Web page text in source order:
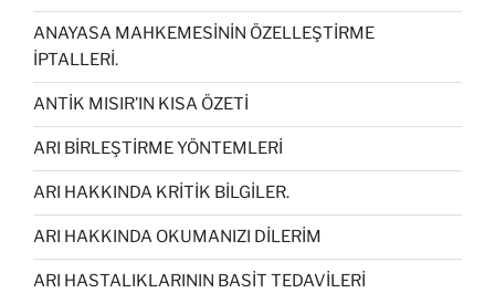
ANAYASA MAHKEMESİNİN ÖZELLEŞTİRME
İPTALLERİ.
ANTİK MISIR’IN KISA ÖZETİ
ARI BİRLEŞTİRME YÖNTEMLERİ
ARI HAKKINDA KRİTİK BİLGİLER.
ARI HAKKINDA OKUMANIZI DİLERİM
ARI HASTALIKLARININ BASİT TEDAVİLERİ